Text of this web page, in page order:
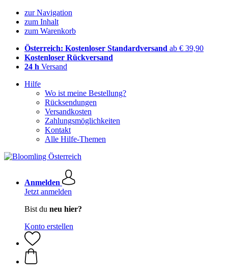
zur Navigation
zum Inhalt
zum Warenkorb
Österreich: Kostenloser Standardversand ab € 39,90
Kostenloser Rückversand
24 h Versand
Hilfe
Wo ist meine Bestellung?
Rücksendungen
Versandkosten
Zahlungsmöglichkeiten
Kontakt
Alle Hilfe-Themen
Anmelden
Jetzt anmelden
Bist du neu hier?
Konto erstellen